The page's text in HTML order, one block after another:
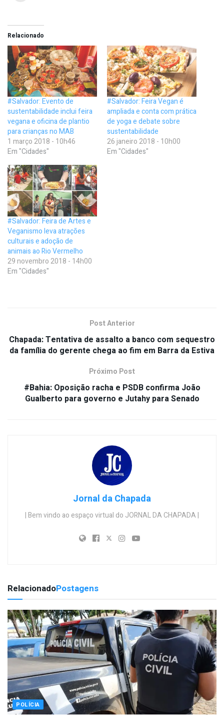
Relacionado
#Salvador: Evento de
sustentabilidade inclui feira
vegana e oficina de plantio
para crianças no MAB
1 março 2018 - 10h46
Em "Cidades"
#Salvador: Feira Vegan é
ampliada e conta com prática
de yoga e debate sobre
sustentabilidade
26 janeiro 2018 - 10h00
Em "Cidades"
#Salvador: Feira de Artes e
Veganismo leva atrações
culturais e adoção de
animais ao Rio Vermelho
29 novembro 2018 - 14h00
Em "Cidades"
Post Anterior
Chapada: Tentativa de assalto a banco com sequestro
da família do gerente chega ao fim em Barra da Estiva
Próximo Post
#Bahia: Oposição racha e PSDB confirma João
Gualberto para governo e Jutahy para Senado
Jornal da Chapada
| Bem vindo ao espaço virtual do JORNAL DA CHAPADA |
RelacionadoPostagens
POLÍCIA